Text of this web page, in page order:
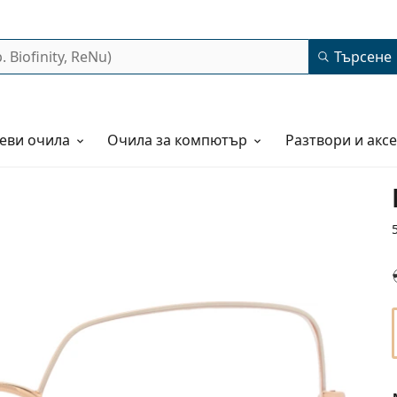
Търсене
очила Очила за компютър Разтвори и